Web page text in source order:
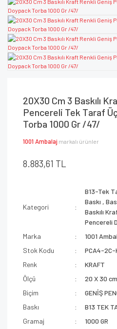
20X30 Cm 3 Baskılı
Pencereli Tek Taraf
Torba 1000 Gr /47/
1001 Ambalaj markalı ürünler
8.883,61 TL
Kategori
B13-Tek
Baskı ,
Baskılı
Pencereli
Marka
1001
Stok Kodu
PCA4-2C-
Renk
KRAFT
Ölçü
20 X 30 cm
Biçim
GENİŞ
Baskı
B13 TEK
Gramaj
1000 GR